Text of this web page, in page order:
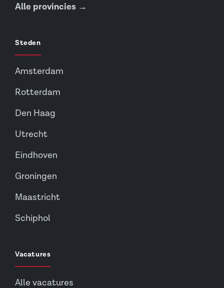
Alle provincies →
Steden
Amsterdam
Rotterdam
Den Haag
Utrecht
Eindhoven
Groningen
Maastricht
Schiphol
Vacatures
Alle vacatures